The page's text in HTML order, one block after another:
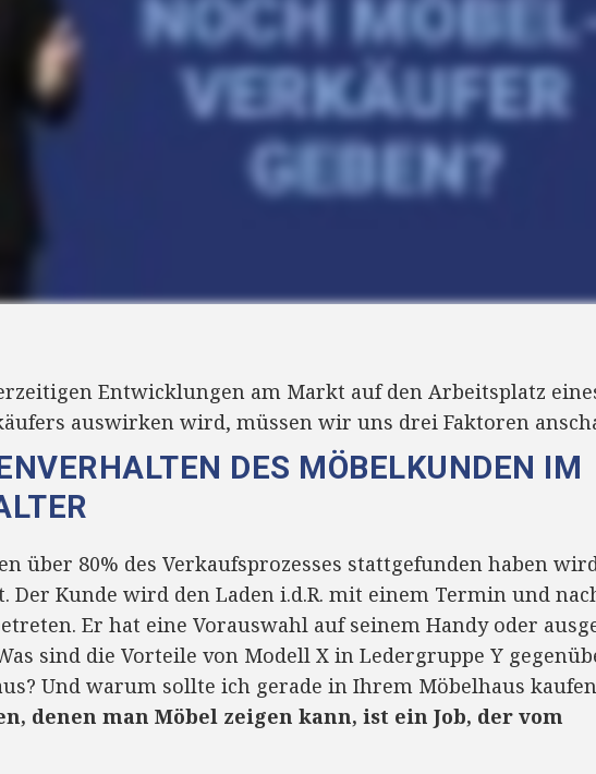
Entwicklungen am Markt auf den Arbeitsplatz
auswirken wird, müssen wir uns drei Faktoren
DES MÖBELKUNDEN IM
über 80% des Verkaufsprozesses stattgefunden haben
Der Kunde wird den Laden i.d.R. mit einem Termin und
Er hat eine Vorauswahl auf seinem Handy oder
sind die Vorteile von Modell X in Ledergruppe Y
Und warum sollte ich gerade in Ihrem Möbelhaus
denen man Möbel zeigen kann, ist ein Job, der vom